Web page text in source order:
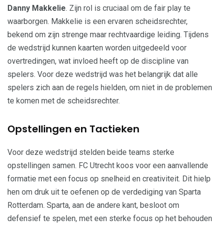
Danny Makkelie. Zijn rol is cruciaal om de fair play te
waarborgen. Makkelie is een ervaren scheidsrechter,
bekend om zijn strenge maar rechtvaardige leiding. Tijdens
de wedstrijd kunnen kaarten worden uitgedeeld voor
overtredingen, wat invloed heeft op de discipline van
spelers. Voor deze wedstrijd was het belangrijk dat alle
spelers zich aan de regels hielden, om niet in de problemen
te komen met de scheidsrechter.
Opstellingen en Tactieken
Voor deze wedstrijd stelden beide teams sterke
opstellingen samen. FC Utrecht koos voor een aanvallende
formatie met een focus op snelheid en creativiteit. Dit hielp
hen om druk uit te oefenen op de verdediging van Sparta
Rotterdam. Sparta, aan de andere kant, besloot om
defensief te spelen, met een sterke focus op het behouden